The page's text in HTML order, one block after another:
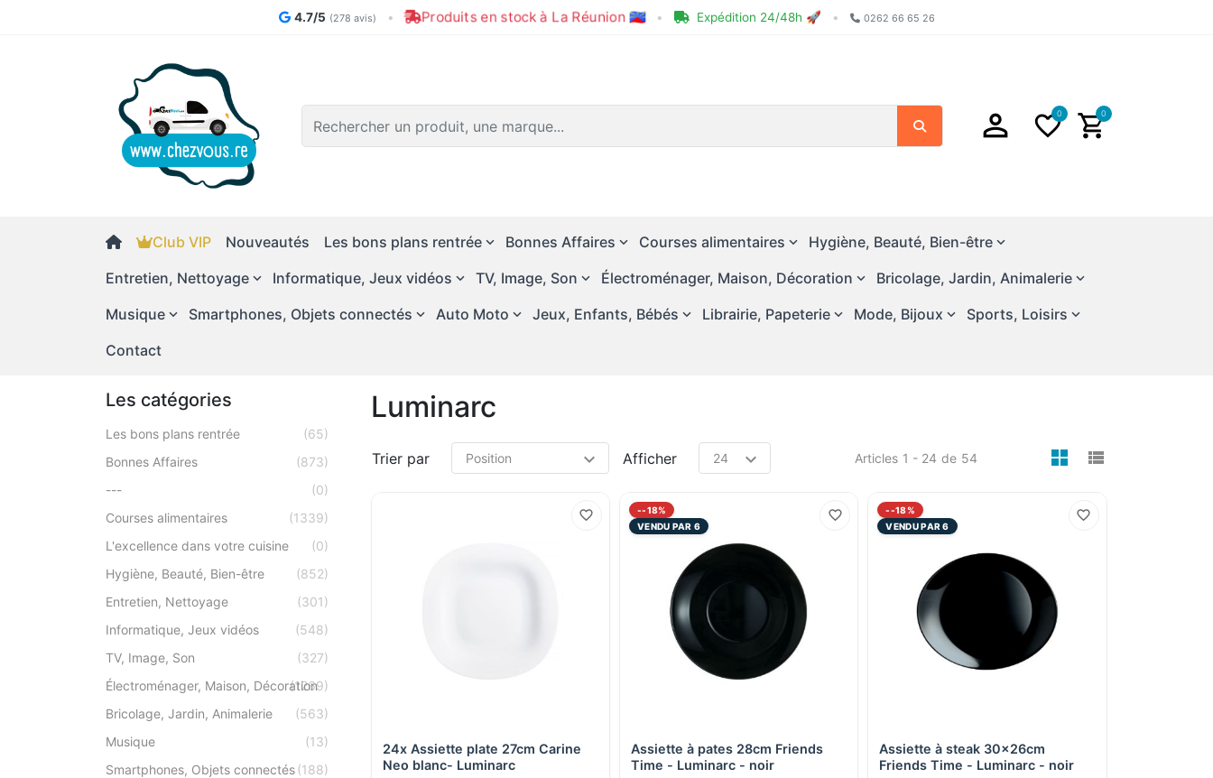
4.7/5 (278 avis) • Produits en stock à La Réunion 🇷🇪 • Expédition 24/48h 🚀 • 0262 66 65 26
Chercher
0 0
Club VIP Nouveautés Les bons plans rentrée Bonnes Affaires Courses alimentaires
Hygiène, Beauté, Bien-être
Entretien, Nettoyage
Informatique, Jeux vidéos TV, Image, Son Électroménager, Maison, Décoration
Bricolage, Jardin, Animalerie
Musique
Smartphones, Objets connectés Auto Moto Jeux, Enfants, Bébés Librairie, Papeterie Mode, Bijoux
Sports, Loisirs
Contact
Les catégories
Les bons plans rentrée
(65)
Bonnes Affaires
(873)
---
(0)
Courses alimentaires
(1339)
L'excellence dans votre cuisine
(0)
Hygiène, Beauté, Bien-être
(852)
Entretien, Nettoyage
(301)
Informatique, Jeux vidéos
(548)
TV, Image, Son
(327)
Électroménager, Maison, Décoration
(1269)
Bricolage, Jardin, Animalerie
(563)
Musique
(13)
Smartphones, Objets connectés(188)
Luminarc
Trier par Articles 1 - 24 de 54
Afficher viewmode
Aperçu rapide
24x Assiette plate 27cm Carine
Neo blanc- Luminarc
--18%
VENDU PAR 6
Aperçu rapide
Assiette à pates 28cm Friends
Time - Luminarc - noir
--18%
VENDU PAR 6
Aperçu rapide
Assiette à steak 30x26cm
Friends Time - Luminarc - noir